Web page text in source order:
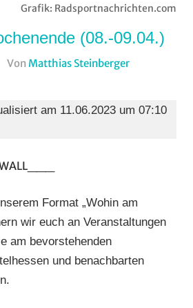
Grafik: Radsportnachrichten.com
(08.-09.04.)
Von Matthias Steinberger
am
am 11.06.2023 um 07:10
Format „Wohin am
wir euch an Veranstaltungen
am bevorstehenden
und benachbarten